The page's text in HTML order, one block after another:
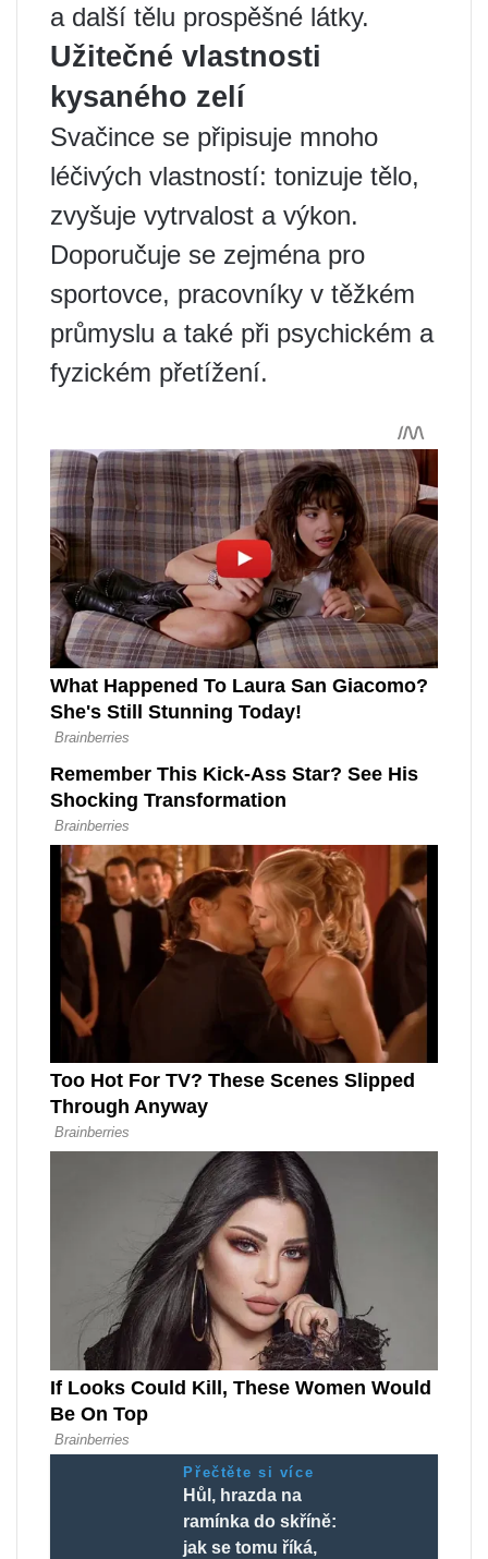
a další tělu prospěšné látky.
Užitečné vlastnosti
kysaného zelí
Svačince se připisuje mnoho
léčivých vlastností: tonizuje tělo,
zvyšuje vytrvalost a výkon.
Doporučuje se zejména pro
sportovce, pracovníky v těžkém
průmyslu a také při psychickém a
fyzickém přetížení.
Přečtěte si více
Hůl, hrazda na
ramínka do skříně:
jak se tomu říká,